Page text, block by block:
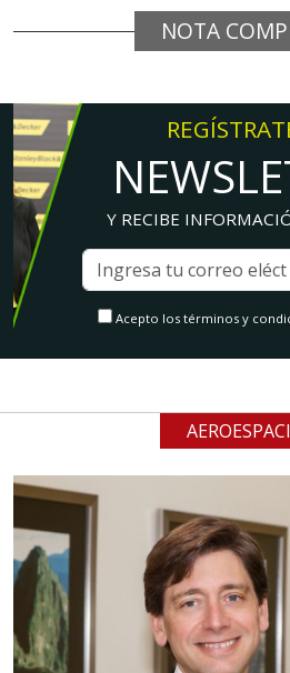
NOTA
Y RECIBE
Acepto los términos y